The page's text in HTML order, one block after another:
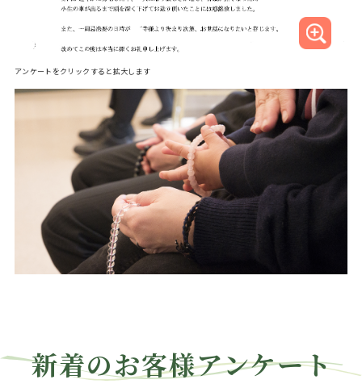
アンケートをクリックすると拡大します
新着のお客様アンケート